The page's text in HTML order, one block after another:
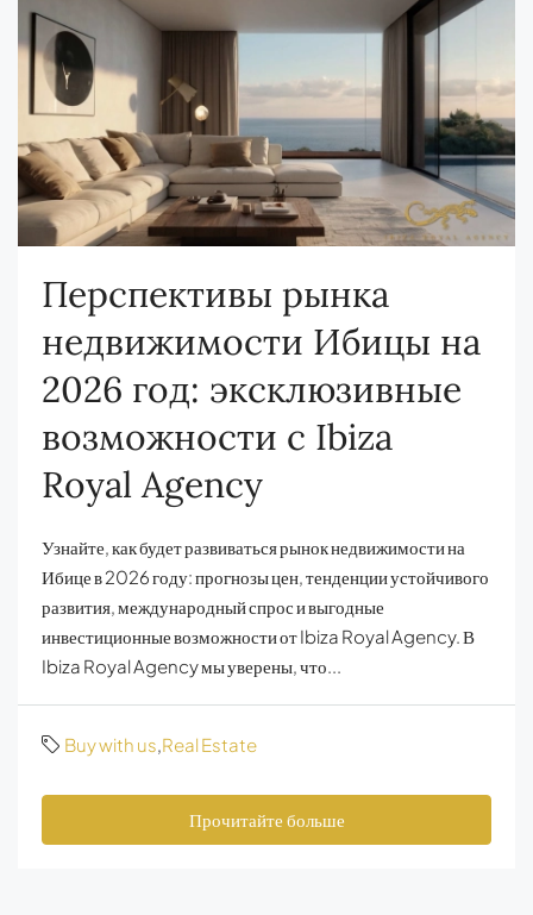
Перспективы рынка
недвижимости Ибицы на
2026 год: эксклюзивные
возможности с Ibiza
Royal Agency
Узнайте, как будет развиваться рынок недвижимости на
Ибице в 2026 году: прогнозы цен, тенденции устойчивого
развития, международный спрос и выгодные
инвестиционные возможности от Ibiza Royal Agency. В
Ibiza Royal Agency мы уверены, что...
Buy with us Real Estate
Прочитайте больше